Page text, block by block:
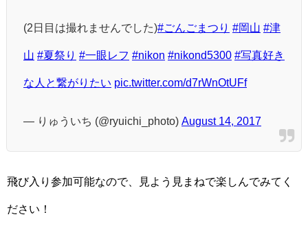
(2日目は撮れませんでした)#ごんごまつり #岡山 #津
山 #夏祭り #一眼レフ #nikon #nikond5300 #写真好き
な人と繋がりたい pic.twitter.com/d7rWnOtUFf
— りゅういち (@ryuichi_photo) August 14, 2017
飛び入り参加可能なので、見よう見まねで楽しんでみてく
ださい！